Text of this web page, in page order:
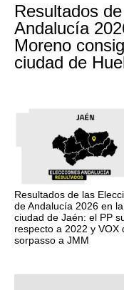
Resultados
Andalucía
Moreno
ciudad de
Resultados de las
de Andalucía 2026 en la
ciudad de Jaén: el PP
respecto a 2022 y VOX
sorpasso a JMM